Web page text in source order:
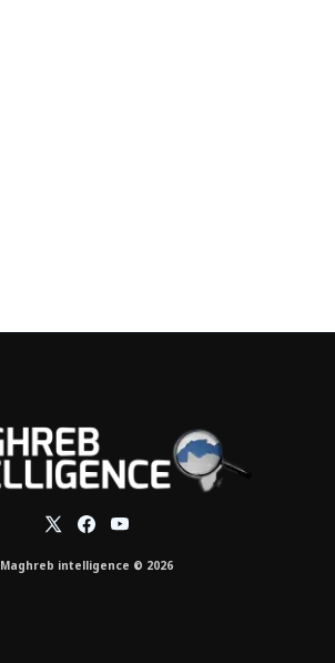
Maghreb intelligence © 2026